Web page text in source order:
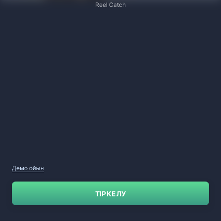
Reel Catch
Демо ойын
ТІРКЕЛУ